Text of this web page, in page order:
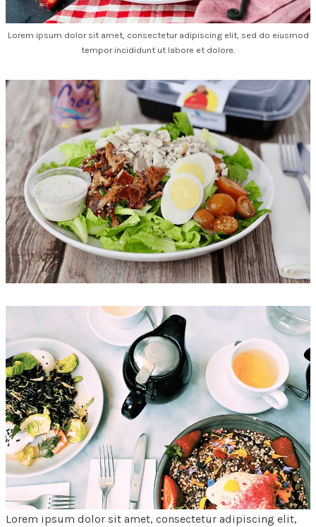
Lorem ipsum dolor sit amet, consectetur adipiscing elit, sed do eiusmod
tempor incididunt ut labore et dolore.
Lorem ipsum dolor sit amet, consectetur adipiscing elit,